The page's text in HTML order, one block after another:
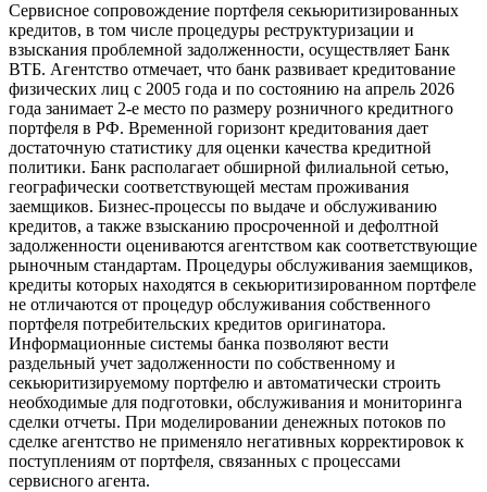
Сервисное сопровождение портфеля секьюритизированных
кредитов, в том числе процедуры реструктуризации и
взыскания проблемной задолженности, осуществляет Банк
ВТБ. Агентство отмечает, что банк развивает кредитование
физических лиц с 2005 года и по состоянию на апрель 2026
года занимает 2-е место по размеру розничного кредитного
портфеля в РФ. Временной горизонт кредитования дает
достаточную статистику для оценки качества кредитной
политики. Банк располагает обширной филиальной сетью,
географически соответствующей местам проживания
заемщиков. Бизнес-процессы по выдаче и обслуживанию
кредитов, а также взысканию просроченной и дефолтной
задолженности оцениваются агентством как соответствующие
рыночным стандартам. Процедуры обслуживания заемщиков,
кредиты которых находятся в секьюритизированном портфеле
не отличаются от процедур обслуживания собственного
портфеля потребительских кредитов оригинатора.
Информационные системы банка позволяют вести
раздельный учет задолженности по собственному и
секьюритизируемому портфелю и автоматически строить
необходимые для подготовки, обслуживания и мониторинга
сделки отчеты. При моделировании денежных потоков по
сделке агентство не применяло негативных корректировок к
поступлениям от портфеля, связанных с процессами
сервисного агента.